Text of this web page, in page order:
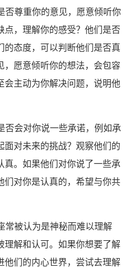
否尊重你的意见，愿意倾听你
点，理解你的感受？他们是否
的态度，可以判断他们是否真
，愿意倾听你的想法，会包容
会主动为你解决问题，说明他
否会对你说一些承诺，例如承
面对未来的挑战？观察他们的
真。如果他们对你说了一些承
们对你是认真的，希望与你共
常被认为是神秘而难以理解
理解和认可。如果你想要了解
他们的内心世界，尝试去理解